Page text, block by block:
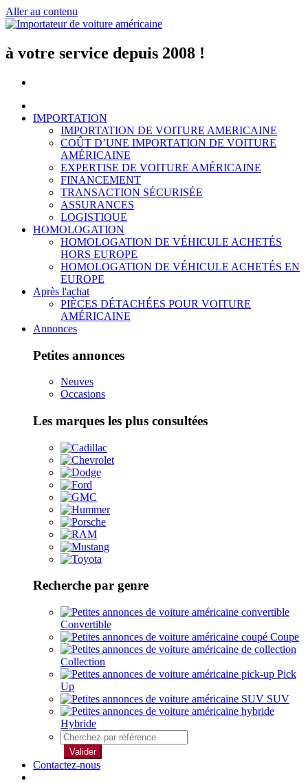
Aller au contenu
à votre service depuis 2008 !
IMPORTATION
IMPORTATION DE VOITURE AMERICAINE
COÛT D’UNE IMPORTATION DE VOITURE
AMÉRICAINE
EXPERTISE DE VOITURE AMÉRICAINE
FINANCEMENT
TRANSACTION SÉCURISÉE
ASSURANCES
LOGISTIQUE
HOMOLOGATION
HOMOLOGATION DE VÉHICULE ACHETÉS
HORS EUROPE
HOMOLOGATION DE VÉHICULE ACHETÉS EN
EUROPE
Après l'achat
PIÈCES DÉTACHÉES POUR VOITURE
AMÉRICAINE
Annonces
Petites annonces
Neuves
Occasions
Les marques les plus consultées
Recherche par genre
Convertible
Coupe
Collection
Pick
Up
SUV
Hybride
Valider
Contactez-nous